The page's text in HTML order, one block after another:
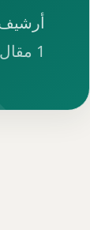
1 مقال — الصفحة 1 من 1